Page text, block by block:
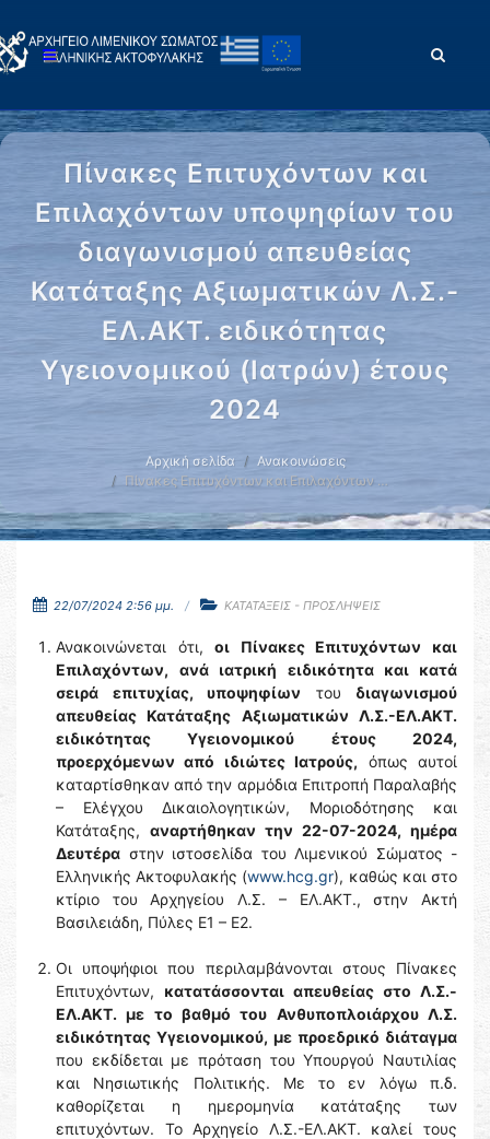
Πίνακες Επιτυχόντων και
Επιλαχόντων υποψηφίων του
διαγωνισμού απευθείας
Κατάταξης Αξιωματικών Λ.Σ.-
ΕΛ.ΑΚΤ. ειδικότητας
Υγειονομικού (Ιατρών) έτους
2024
Αρχική σελίδα
Ανακοινώσεις
Πίνακες Επιτυχόντων και Επιλαχόντων …
22/07/2024 2:56 μμ. ΚΑΤΑΤΑΞΕΙΣ - ΠΡΟΣΛΗΨΕΙΣ
Ανακοινώνεται ότι,οι Πίνακες Επιτυχόντων και
Επιλαχόντων,
ανά ιατρική ειδικότητα και κατά
σειρά επιτυχίας, υποψηφίων του διαγωνισμού
απευθείας Κατάταξης Αξιωματικών Λ.Σ.-ΕΛ.ΑΚΤ.
ειδικότητας Υγειονομικού έτους 2024,
προερχόμενων από ιδιώτες Ιατρούς, όπως αυτοί
καταρτίσθηκαν από την αρμόδια Επιτροπή Παραλαβής
– Ελέγχου Δικαιολογητικών, Μοριοδότησης και
Κατάταξης, αναρτήθηκαν την 22-07-2024, ημέρα
Δευτέρα στην ιστοσελίδα του Λιμενικού Σώματος -
Ελληνικής Ακτοφυλακής (www.hcg.gr), καθώς και στο
κτίριο του Αρχηγείου Λ.Σ. – ΕΛ.ΑΚΤ., στην Ακτή
Βασιλειάδη, Πύλες Ε1 – Ε2.
Οι υποψήφιοι που περιλαμβάνονται στους Πίνακες
Επιτυχόντων, κατατάσσονται απευθείας στο Λ.Σ.-
ΕΛ.ΑΚΤ. με το βαθμό του Ανθυποπλοιάρχου Λ.Σ.
ειδικότητας Υγειονομικού, με προεδρικό διάταγμα
που εκδίδεται με πρόταση του Υπουργού Ναυτιλίας
και Νησιωτικής Πολιτικής. Με το εν λόγω π.δ.
καθορίζεται η ημερομηνία κατάταξης των
επιτυχόντων. Το Αρχηγείο Λ.Σ.-ΕΛ.ΑΚΤ. καλεί τους